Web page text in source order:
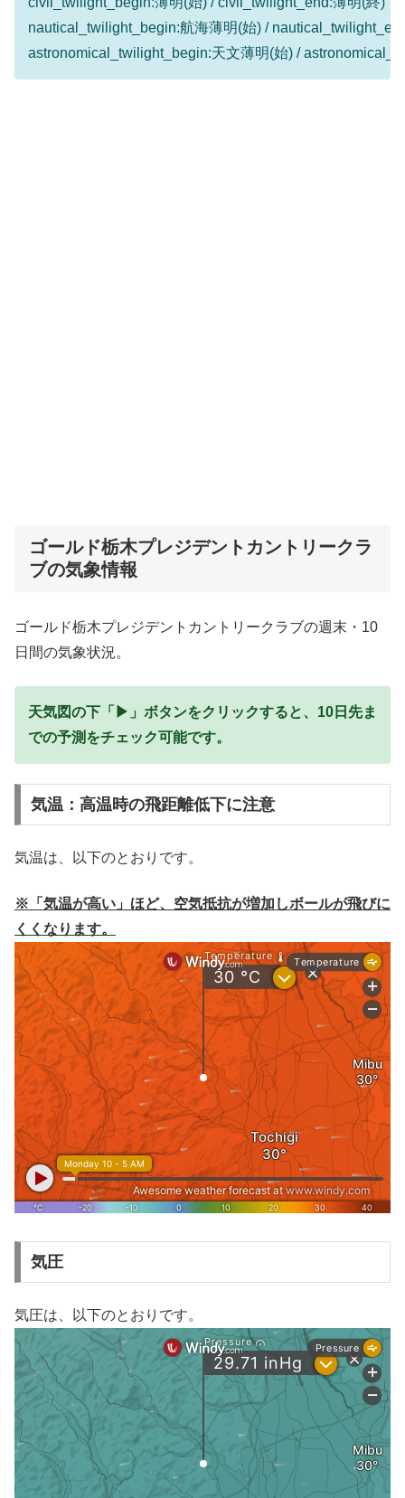
nautical_twilight_begin:航海薄明(始) /
astronomical_twilight_begin:天文薄明(始) /
ゴールド栃木プレジデントカントリークラ
ブの気象情報
ゴールド栃木プレジデントカントリークラブの週末・10
日間の気象状況。
天気図の下「▶」ボタンをクリックすると、10日先ま
での予測をチェック可能です。
気温：高温時の飛距離低下に注意
気温は、以下のとおりです。
※「気温が高い」ほど、空気抵抗が増加しボールが飛びに
くくなります。
気圧
気圧は、以下のとおりです。